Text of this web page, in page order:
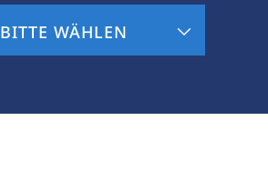
BITTE WÄHLEN